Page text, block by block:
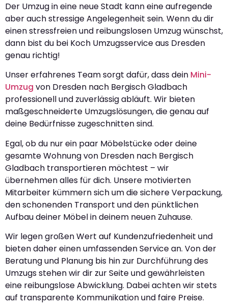
Der Umzug in eine neue Stadt kann eine aufregende
aber auch stressige Angelegenheit sein. Wenn du dir
einen stressfreien und reibungslosen Umzug wünschst,
dann bist du bei Koch Umzugsservice aus Dresden
genau richtig!
Unser erfahrenes Team sorgt dafür, dass dein Mini-
Umzug von Dresden nach Bergisch Gladbach
professionell und zuverlässig abläuft. Wir bieten
maßgeschneiderte Umzugslösungen, die genau auf
deine Bedürfnisse zugeschnitten sind.
Egal, ob du nur ein paar Möbelstücke oder deine
gesamte Wohnung von Dresden nach Bergisch
Gladbach transportieren möchtest – wir
übernehmen alles für dich. Unsere motivierten
Mitarbeiter kümmern sich um die sichere Verpackung,
den schonenden Transport und den pünktlichen
Aufbau deiner Möbel in deinem neuen Zuhause.
Wir legen großen Wert auf Kundenzufriedenheit und
bieten daher einen umfassenden Service an. Von der
Beratung und Planung bis hin zur Durchführung des
Umzugs stehen wir dir zur Seite und gewährleisten
eine reibungslose Abwicklung. Dabei achten wir stets
auf transparente Kommunikation und faire Preise.